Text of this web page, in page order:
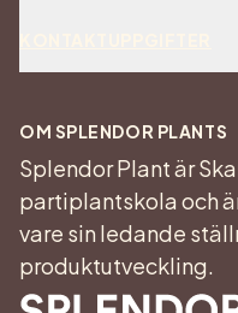
Jobba hos oss
Visselblåsartjänst
Linkedin
Norra
263 92 Jonstorp
OM SPLENDOR PLANTS
Splendor Plant är
partiplantskola och
vare sin ledande
produktutveckling.